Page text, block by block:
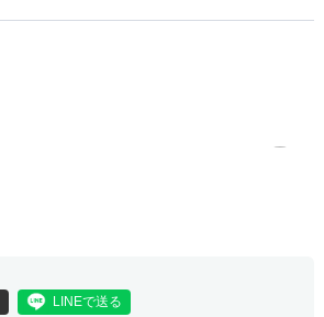
LINEで送る